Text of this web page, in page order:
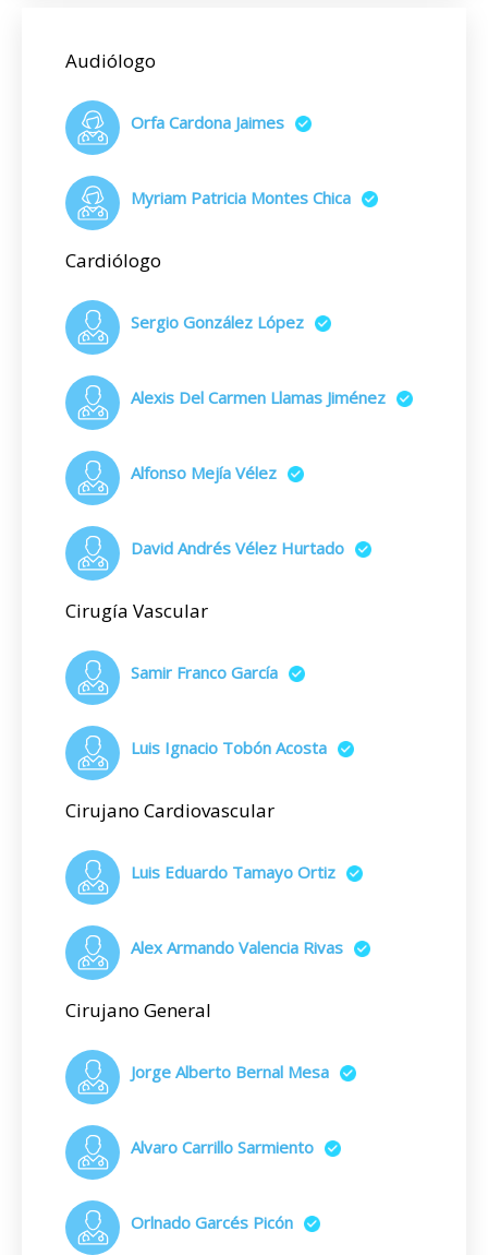
Audiólogo
Orfa Cardona Jaimes
Myriam Patricia Montes Chica
Cardiólogo
Sergio González López
Alexis Del Carmen Llamas Jiménez
Alfonso Mejía Vélez
David Andrés Vélez Hurtado
Cirugía Vascular
Samir Franco García
Luis Ignacio Tobón Acosta
Cirujano Cardiovascular
Luis Eduardo Tamayo Ortiz
Alex Armando Valencia Rivas
Cirujano General
Jorge Alberto Bernal Mesa
Alvaro Carrillo Sarmiento
Orlnado Garcés Picón